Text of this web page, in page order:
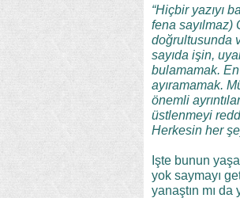
“Hiçbir yazıyı
fena sayılmaz)
doğrultusunda
sayıda işin,
bulamamak.
ayıramamak.
önemli
üstlenmeyi
Herkesin her
Işte bunun
yok saymayı
yanaştın mı